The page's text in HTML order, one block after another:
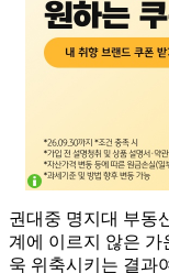
권대중 명지대 부동
계에 이르지 않은 가
욱 위축시키는 결과